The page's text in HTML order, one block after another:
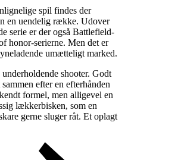
spil findes der
en uendelig række. Udover
serie er der også Battlefield-
honor-serierne. Men det er
umætteligt marked.
shooter. Godt
efter en efterhånden
formel, men alligevel en
lækkerbisken, som en
gerne sluger råt. Et oplagt